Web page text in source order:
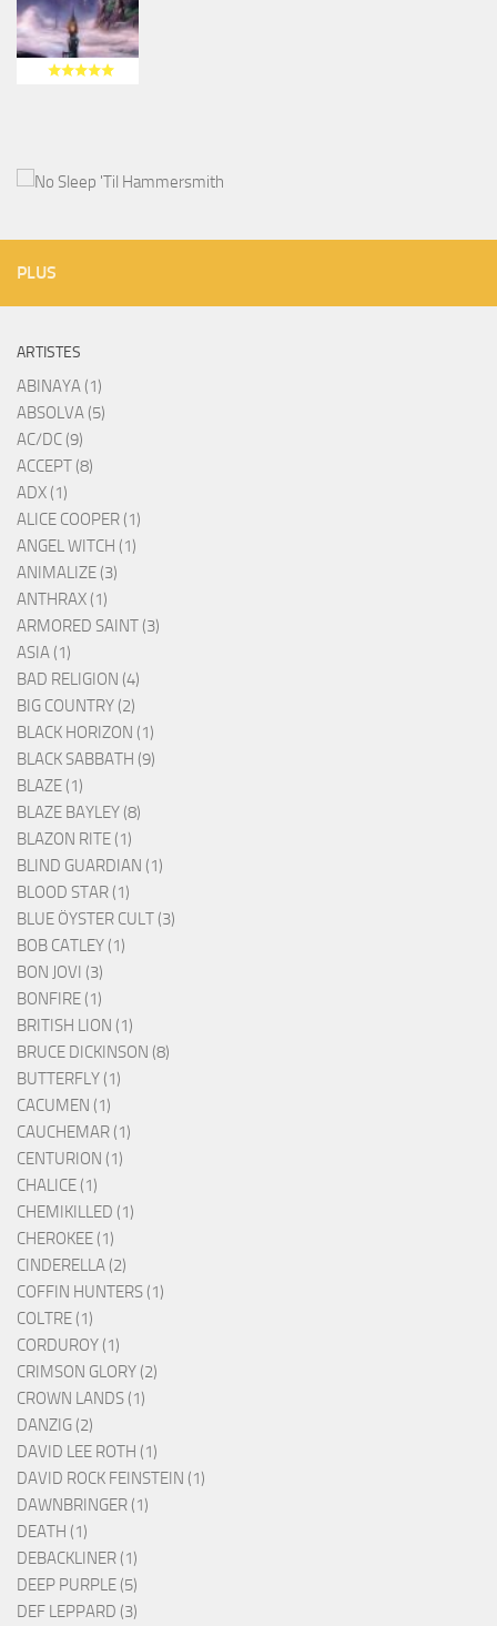
PLUS
ARTISTES
ABINAYA (1)
ABSOLVA (5)
AC/DC (9)
ACCEPT (8)
ADX (1)
ALICE COOPER (1)
ANGEL WITCH (1)
ANIMALIZE (3)
ANTHRAX (1)
ARMORED SAINT (3)
ASIA (1)
BAD RELIGION (4)
BIG COUNTRY (2)
BLACK HORIZON (1)
BLACK SABBATH (9)
BLAZE (1)
BLAZE BAYLEY (8)
BLAZON RITE (1)
BLIND GUARDIAN (1)
BLOOD STAR (1)
BLUE ÖYSTER CULT (3)
BOB CATLEY (1)
BON JOVI (3)
BONFIRE (1)
BRITISH LION (1)
BRUCE DICKINSON (8)
BUTTERFLY (1)
CACUMEN (1)
CAUCHEMAR (1)
CENTURION (1)
CHALICE (1)
CHEMIKILLED (1)
CHEROKEE (1)
CINDERELLA (2)
COFFIN HUNTERS (1)
COLTRE (1)
CORDUROY (1)
CRIMSON GLORY (2)
CROWN LANDS (1)
DANZIG (2)
DAVID LEE ROTH (1)
DAVID ROCK FEINSTEIN (1)
DAWNBRINGER (1)
DEATH (1)
DEBACKLINER (1)
DEEP PURPLE (5)
DEF LEPPARD (3)